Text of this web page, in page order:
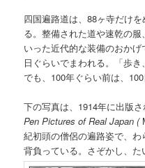
四国遍路道は、88ヶ寺だけ
る。整備された道や速乾の
いった近代的な装備のおか
日ぐらいでまわれる。「歩
でも、100年ぐらい前は、
下の写真は、1914年に出版
Pen Pictures of Real Japan (
紀初頭の僧侶の遍路姿で、
背負っている。さぞかし、た